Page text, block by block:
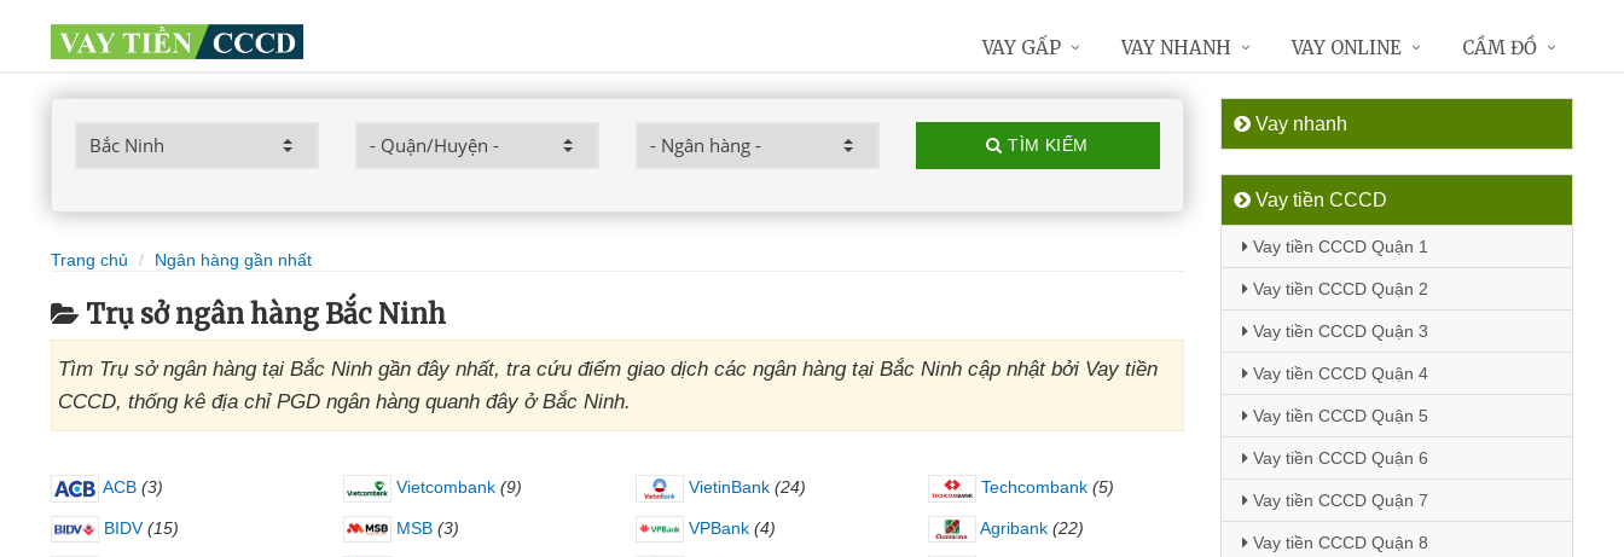
TÌM KIẾM
Trang chủ Ngân hàng gần nhất
Trụ sở ngân hàng Bắc Ninh
Tìm Trụ sở ngân hàng tại Bắc Ninh gần đây nhất, tra cứu điểm giao dịch các ngân hàng tại Bắc Ninh cập nhật bởi Vay tiền
CCCD, thống kê địa chỉ PGD ngân hàng quanh đây ở Bắc Ninh.
ACB (3) Vietcombank (9) VietinBank (24) Techcombank (5)
BIDV (15) MSB (3) VPBank (4) Agribank (22)
Vay nhanh
Vay tiền CCCD
Vay tiền CCCD Quận 1
Vay tiền CCCD Quận 2
Vay tiền CCCD Quận 3
Vay tiền CCCD Quận 4
Vay tiền CCCD Quận 5
Vay tiền CCCD Quận 6
Vay tiền CCCD Quận 7
Vay tiền CCCD Quận 8
VAY GẤP VAY NHANH VAY ONLINE CẦM ĐỒ